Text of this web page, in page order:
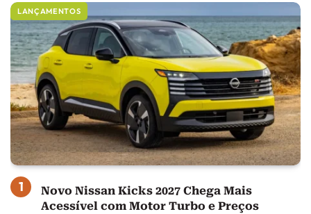
LANÇAMENTOS
Novo Nissan Kicks 2027 Chega Mais
Acessível com Motor Turbo e Preços